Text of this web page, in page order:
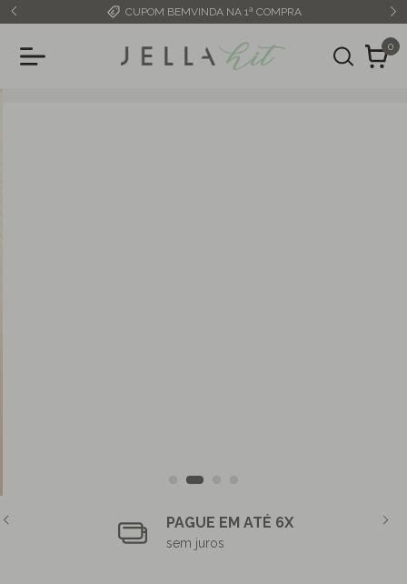
FRETE GRÁTIS ACIMA DE R$349,99
0
PAGUE EM ATÉ 6X
sem juros